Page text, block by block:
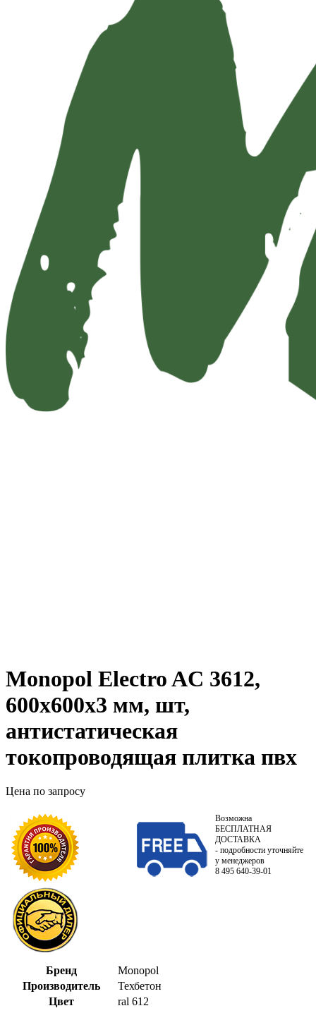
Monopol Electro AC 3612,
600х600х3 мм, шт,
антистатическая
токопроводящая плитка пвх
Цена по запросу
Возможна
БЕСПЛАТНАЯ
ДОСТАВКА
- подробности уточняйте
у менеджеров
8 495 640-39-01
Бренд
Monopol
Производитель
Техбетон
Цвет
ral 612